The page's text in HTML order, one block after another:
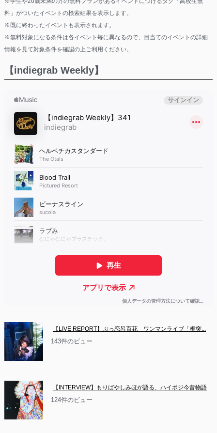
料」がついたイベントの検索結果を表示します。
※既に終わったイベントも表示されます。
※無料対象になる条件は各イベント毎に異なるので、目当てのイベントの詳細
情報を見て対象条件を確認の上ご利用ください。
【indiegrab Weekly】
【LIVE REPORT】ぶっ恋呂百花　ワンマンライブ「楯突...
143件のビュー
【INTERVIEW】もりばやしみほが語る、ハイポジ今昔物語
124件のビュー